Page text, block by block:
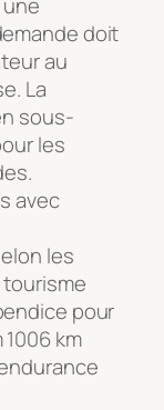
doit
au
La
sous-
les
avec
les
pour
km